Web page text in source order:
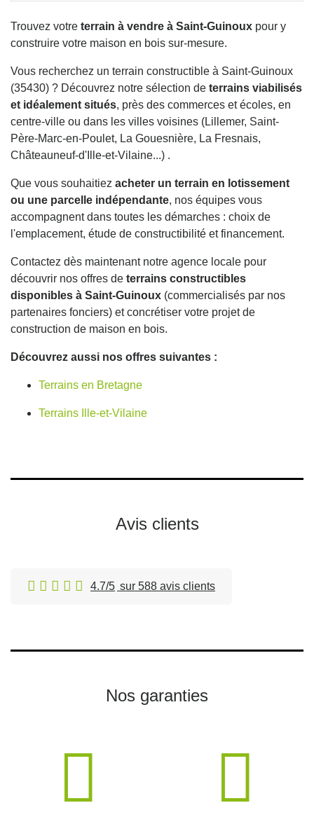
Trouvez votre terrain à vendre à Saint-Guinoux pour y
construire votre maison en bois sur-mesure.
Vous recherchez un terrain constructible à Saint-Guinoux
(35430) ? Découvrez notre sélection de terrains viabilisés
et idéalement situés, près des commerces et écoles, en
centre-ville ou dans les villes voisines (Lillemer, Saint-
Père-Marc-en-Poulet, La Gouesnière, La Fresnais,
Châteauneuf-d'Ille-et-Vilaine...) .
Que vous souhaitiez acheter un terrain en lotissement
ou une parcelle indépendante, nos équipes vous
accompagnent dans toutes les démarches : choix de
l'emplacement, étude de constructibilité et financement.
Contactez dès maintenant notre agence locale pour
découvrir nos offres de terrains constructibles
disponibles à Saint-Guinoux (commercialisés par nos
partenaires fonciers) et concrétiser votre projet de
construction de maison en bois.
Découvrez aussi nos offres suivantes :
Terrains en Bretagne
Terrains Ille-et-Vilaine
Avis clients
4.7/5 sur 588 avis clients
Nos garanties